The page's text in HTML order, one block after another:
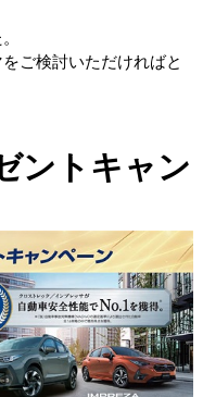
ご検討いただければと
ントキャン